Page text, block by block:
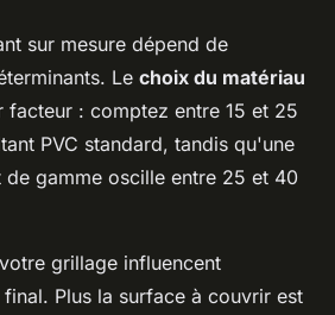
sur mesure dépend de
Le choix du matériau
facteur : comptez entre 15 et 25
PVC standard, tandis qu'une
de gamme oscille entre 25 et 40
grillage influencent
Plus la surface à couvrir est